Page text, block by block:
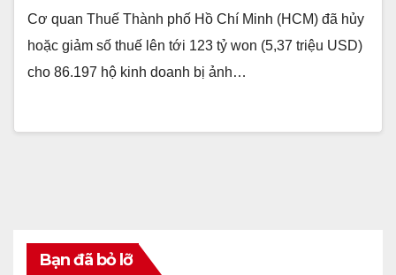
Cơ quan Thuế Thành phố Hồ Chí Minh (HCM) đã hủy
hoặc giảm số thuế lên tới 123 tỷ won (5,37 triệu USD)
cho 86.197 hộ kinh doanh bị ảnh…
Bạn đã bỏ lỡ